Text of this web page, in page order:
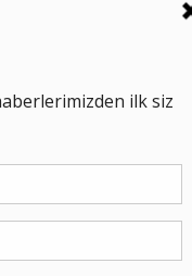
ise farklı